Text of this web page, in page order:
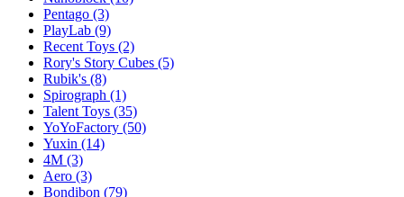
Pentago (3)
PlayLab (9)
Recent Toys (2)
Rory's Story Cubes (5)
Rubik's (8)
Spirograph (1)
Talent Toys (35)
YoYoFactory (50)
Yuxin (14)
4M (3)
Aero (3)
Bondibon (79)